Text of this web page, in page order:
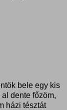
bele egy kis
dente főzöm,
házi tésztát